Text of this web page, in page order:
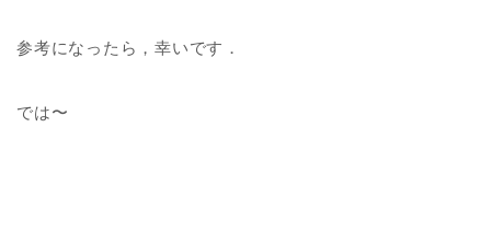
参考になったら，幸いです．
では〜